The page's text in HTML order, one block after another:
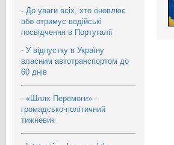
- До уваги всіх, хто оновлює
або отримує водійські
посвідчення в Португалії
- У відпустку в Україну
власним автотранспортом до
60 днів
- «Шлях Перемоги» -
громадсько-політичний
тижневик